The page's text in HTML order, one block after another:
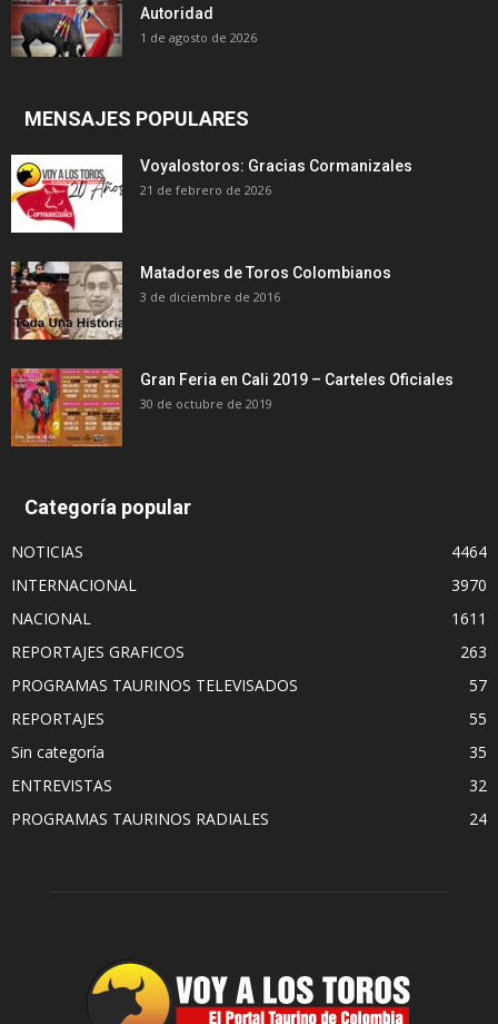
Autoridad
1 de agosto de 2026
MENSAJES POPULARES
Voyalostoros: Gracias Cormanizales
21 de febrero de 2026
Matadores de Toros Colombianos
3 de diciembre de 2016
Gran Feria en Cali 2019 – Carteles Oficiales
30 de octubre de 2019
Categoría popular
NOTICIAS
4464
INTERNACIONAL
3970
NACIONAL
1611
REPORTAJES GRAFICOS
263
PROGRAMAS TAURINOS TELEVISADOS
57
REPORTAJES
55
Sin categoría
35
ENTREVISTAS
32
PROGRAMAS TAURINOS RADIALES
24